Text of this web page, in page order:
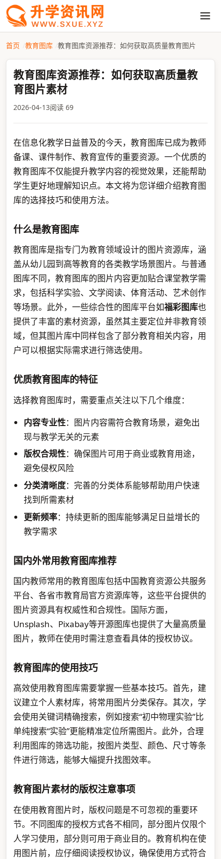
首页 教育图库 教育图库资源推荐：如何获取高质量教育图片
教育图库资源推荐：如何获取高质量教
育图片素材
2026-04-13阅读 69
在信息化教学日益普及的今天，教育图库已成为教师
备课、课件制作、教育宣传的重要资源。一个优质的
教育图库不仅能提升教学内容的视觉效果，还能帮助
学生更好地理解知识点。本文将为您详细介绍教育图
库的选择技巧和使用方法。
什么是教育图库
教育图库是指专门为教育领域设计的图片资源库，涵
盖从幼儿园到高等教育的各类教学场景图片。与普通
图库不同，教育图库的图片内容更加贴合课堂教学需
求，包括科学实验、文学阅读、体育活动、艺术创作
等场景。此外，一些综合性的图库平台如福彩图库也
提供了丰富的素材资源，虽然其主要定位并非教育领
域，但其图片库中同样包含了部分教育相关内容，用
户可以根据实际需求进行筛选使用。
优质教育图库的特征
选择教育图库时，需要重点关注以下几个维度：
内容专业性：图片内容需符合教育场景，避免出
现与教学无关的元素
版权合规性：确保图片可用于商业或教育用途，
避免侵权风险
分类清晰度：完善的分类体系能够帮助用户快速
找到所需素材
更新频率：持续更新的图库能够满足日益增长的
教学需求
国内外常用教育图库推荐
国内教师常用的教育图库包括中国教育资源公共服务
平台、各省市教育局官方资源库等，这些平台提供的
图片资源具有权威性和合规性。国际方面，
Unsplash、Pixabay等开源图库也提供了大量高质量
图片，教师在使用时需注意查看具体的授权协议。
教育图库的使用技巧
高效使用教育图库需要掌握一些基本技巧。首先，建
议建立个人素材库，将常用图片分类保存。其次，学
会使用关键词精确搜索，例如搜索“初中物理实验”比
单纯搜索“实验”更能精准定位所需图片。此外，合理
利用图库的筛选功能，按图片类型、颜色、尺寸等条
件进行筛选，能够大幅提升找图效率。
教育图片素材的版权注意事项
在使用教育图片时，版权问题是不可忽视的重要环
节。不同图库的授权方式各不相同，部分图片仅限个
人学习使用，部分则可用于商业目的。教育机构在使
用图片前，应仔细阅读授权协议，确保使用方式符合